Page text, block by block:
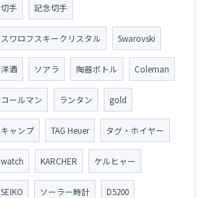
切手 記念切手
スワロフスキークリスタル Swarovski
洋酒 ソアラ 陶器ボトル Coleman
コールマン ランタン gold
キャンプ TAG Heuer タグ・ホイヤー
watch KARCHER ケルヒャー
SEIKO ソーラー時計 D5200